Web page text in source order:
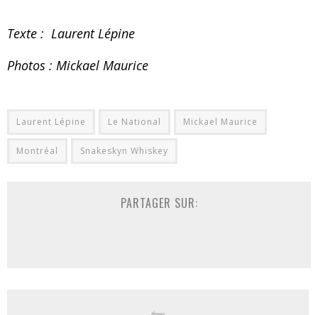
Texte : Laurent Lépine
Photos : Mickael Maurice
Laurent Lépine Le National Mickael Maurice
Montréal Snakeskyn Whiskey
PARTAGER SUR: